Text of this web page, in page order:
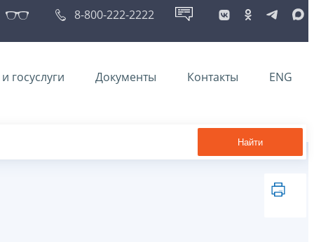
8-800-222-2222
госуслуги Документы Контакты ENG
Найти